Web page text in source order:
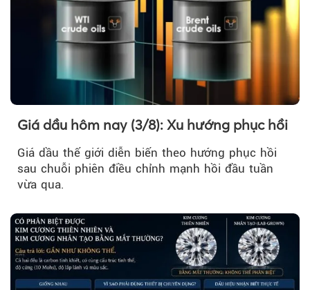
Giá dầu hôm nay (3/8): Xu hướng phục hồi
Giá dầu thế giới diễn biến theo hướng phục hồi
sau chuỗi phiên điều chỉnh mạnh hồi đầu tuần
vừa qua.